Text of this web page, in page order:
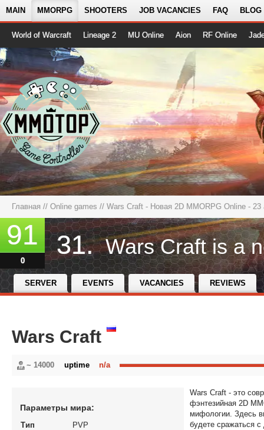
MAIN MMORPG SHOOTERS JOB VACANCIES FAQ BLOG
World of Warcraft Lineage 2 MU Online Aion RF Online
Главная // Online games // Wars Craft - Новая 2D MMORPG Online - 23
91
0
31.
SERVER EVENTS VACANCIES REVIEWS
Wars Craft
~ 14000 n/a
uptime
Параметры мира:
Тип
PVP
Wars Craft - это
фэнтезийная 2D
мифологии. Здесь
будете сражаться